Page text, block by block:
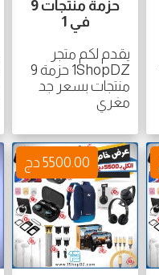
حزمة منتجات 9
في 1
يقدم لكم متجر
1ShopDZ حزمة 9
منتجات بسعر جد
مغري
5500.00 دج